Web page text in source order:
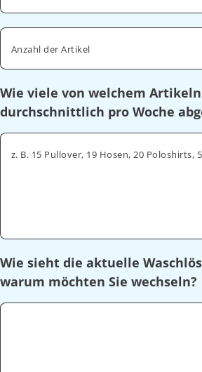
Anzahl der Artikel
Wie viele von welchem
durchschnittlich pro Woche
z. B. 15 Pullover, 19 Hosen, 20 Poloshirts,
Wie sieht die aktuelle
warum möchten Sie wechseln?